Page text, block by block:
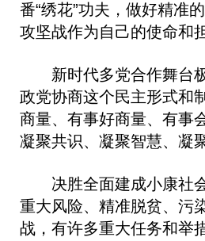
番“绣花”功夫，做好精准
攻坚战作为自己的使命和
新时代多党合作舞台
政党协商这个民主形式和
商量、有事好商量、有事
凝聚共识、凝聚智慧、凝
决胜全面建成小康社
重大风险、精准脱贫、污
战，有许多重大任务和举